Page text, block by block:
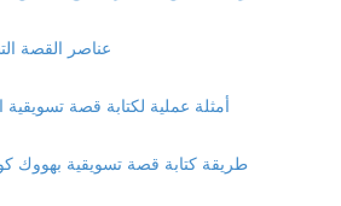
عناصر القصة
أمثلة عملية لكتابة قصة تسويقية
طريقة كتابة قصة تسويقية بهووك